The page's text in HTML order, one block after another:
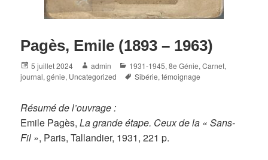
Pagès, Emile (1893 – 1963)
Posted
on
5 juillet 2024 Author
admin Categories
1931-1945,8e Génie,Carnet,
journal,génie, Uncategorized Tags
Sibérie,témoignage
Résumé de l’ouvrage :
Emile Pagès,La grande étape. Ceux de la « Sans-
Fil », Paris, Tallandier, 1931, 221 p.